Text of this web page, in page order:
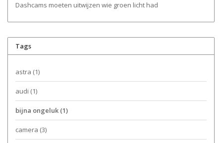
Dashcams moeten uitwijzen wie groen licht had
Tags
astra (1)
audi (1)
bijna ongeluk (1)
camera (3)